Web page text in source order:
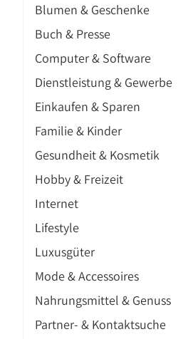
Blumen & Geschenke
Buch & Presse
Computer & Software
Dienstleistung & Gewerbe
Einkaufen & Sparen
Familie & Kinder
Gesundheit & Kosmetik
Hobby & Freizeit
Internet
Lifestyle
Luxusgüter
Mode & Accessoires
Nahrungsmittel & Genuss
Partner- & Kontaktsuche